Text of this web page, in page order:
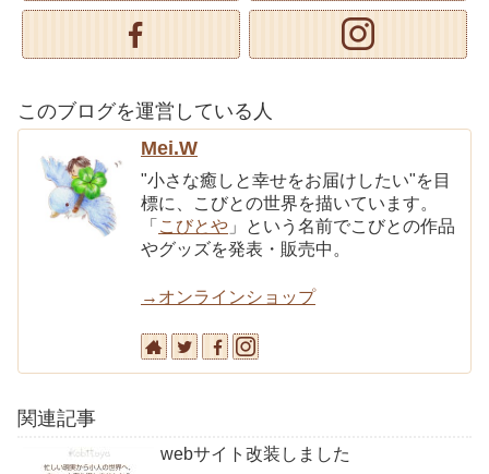
このブログを運営している人
Mei.W
"小さな癒しと幸せをお届けしたい"を目
標に、こびとの世界を描いています。
「 こびとや 」という名前でこびとの作品
やグッズを発表・販売中。
→オンラインショップ
関連記事
webサイト改装しました